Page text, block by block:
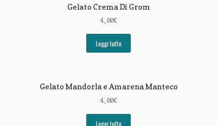
Gelato Crema Di Grom
4,00€
Leggi tutto
Gelato Mandorla e Amarena Manteco
4,00€
Leggi tutto